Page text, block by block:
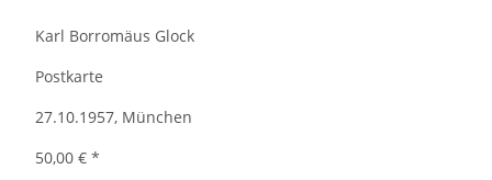
Karl Borromäus Glock
Postkarte
27.10.1957, München
50,00 € *